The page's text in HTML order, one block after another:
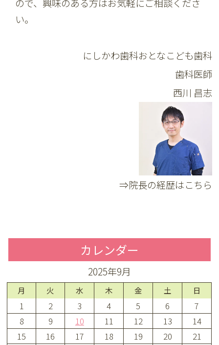
ので、興味のある方はお気軽にご相談くださ
い。
にしかわ歯科おとなこども歯科
歯科医師
西川 昌志
⇒院長の経歴はこちら
カレンダー
2025年9月
月 火 水 木 金 土 日
1 2 3 4 5 6
7
8
9 10 11 12 13
14
15
16 17 18 19 20
21